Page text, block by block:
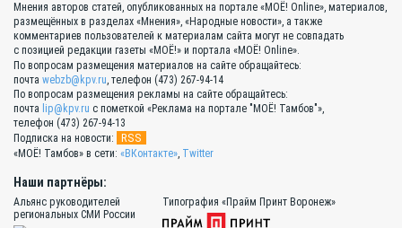
Мнения авторов статей, опубликованных на портале «МОЁ! Online», материалов,
размещённых в разделах «Мнения», «Народные новости», а также
комментариев пользователей к материалам сайта могут не совпадать
с позицией редакции газеты «МОЁ!» и портала «МОЁ! Online».
По вопросам размещения материалов на сайте обращайтесь:
почта webzb@kpv.ru, телефон (473) 267-94-14
По вопросам размещения рекламы на сайте обращайтесь:
почта lip@kpv.ru с пометкой «Реклама на портале "МОЁ! Тамбов"»,
телефон (473) 267-94-13
Подписка на новости:
RSS
«МОЁ! Тамбов» в сети: «ВКонтакте», Twitter
Наши партнёры:
Альянс руководителей
региональных СМИ России
Типография «Прайм Принт Воронеж»